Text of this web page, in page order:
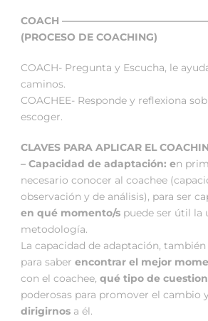
COACH
(PROCESO DE COACHING)
COACH- Pregunta y Escucha, le
caminos.
COACHEE- Responde y reflexiona
escoger.
CLAVES PARA APLICAR EL
– Capacidad de adaptación: en
necesario conocer al coachee
observación y de análisis), para ser
en qué momento/s puede ser útil la
metodología.
La capacidad de adaptación,
para saber encontrar el mejor
con el coachee, qué tipo de
poderosas para promover el cambio y
dirigirnos a él.